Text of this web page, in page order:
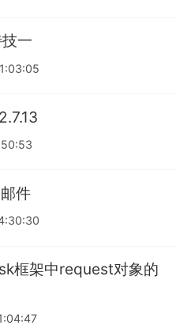
一
件
框架中request对象的